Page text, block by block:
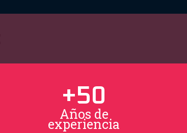
+50
Años de
experiencia